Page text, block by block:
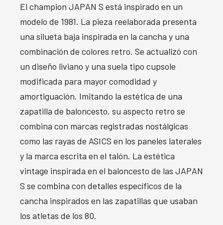
El champion JAPAN S está inspirado en un
modelo de 1981. La pieza reelaborada presenta
una silueta baja inspirada en la cancha y una
combinación de colores retro. Se actualizó con
un diseño liviano y una suela tipo cupsole
modificada para mayor comodidad y
amortiguación. Imitando la estética de una
zapatilla de baloncesto, su aspecto retro se
combina con marcas registradas nostálgicas
como las rayas de ASICS en los paneles laterales
y la marca escrita en el talón. La estética
vintage inspirada en el baloncesto de las JAPAN
S se combina con detalles específicos de la
cancha inspirados en las zapatillas que usaban
los atletas de los 80.